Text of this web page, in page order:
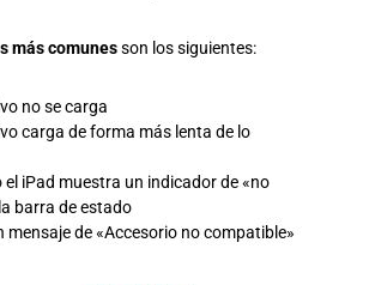
más comunesson los siguientes:
no se carga
carga de forma más lenta de lo
el iPad muestra un indicador de «no
barra de estado
mensaje de «Accesorio no compatible»